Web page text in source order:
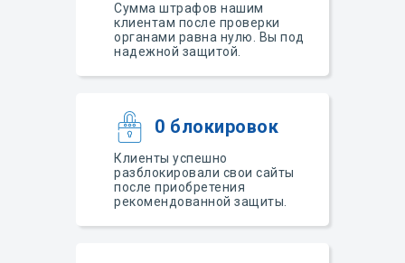
Сумма штрафов нашим
клиентам после проверки
органами равна нулю. Вы под
надежной защитой.
Клиенты успешно
разблокировали свои сайты
после приобретения
рекомендованной защиты.
0 блокировок